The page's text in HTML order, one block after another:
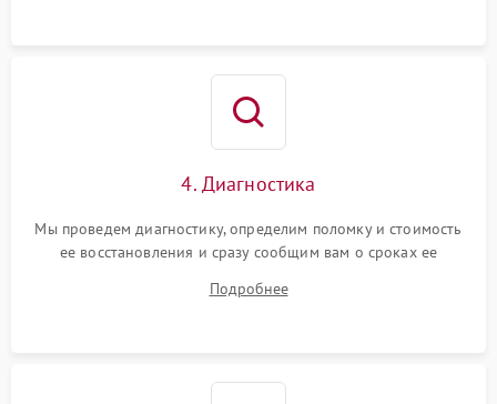
4. Диагностика
Мы проведем диагностику, определим поломку и стоимость
ее восстановления и сразу сообщим вам о сроках ее
Подробнее